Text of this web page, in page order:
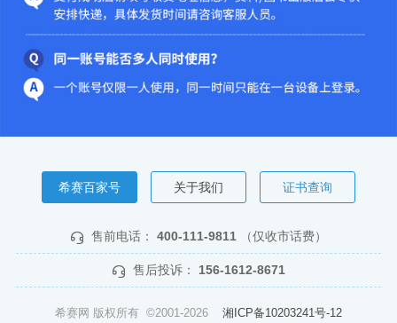
希赛百家号 关于我们 证书查询
售前电话： 400-111-9811 （仅收市话费）
售后投诉： 156-1612-8671
希赛网 版权所有 ©2001-2026 湘ICP备10203241号-12